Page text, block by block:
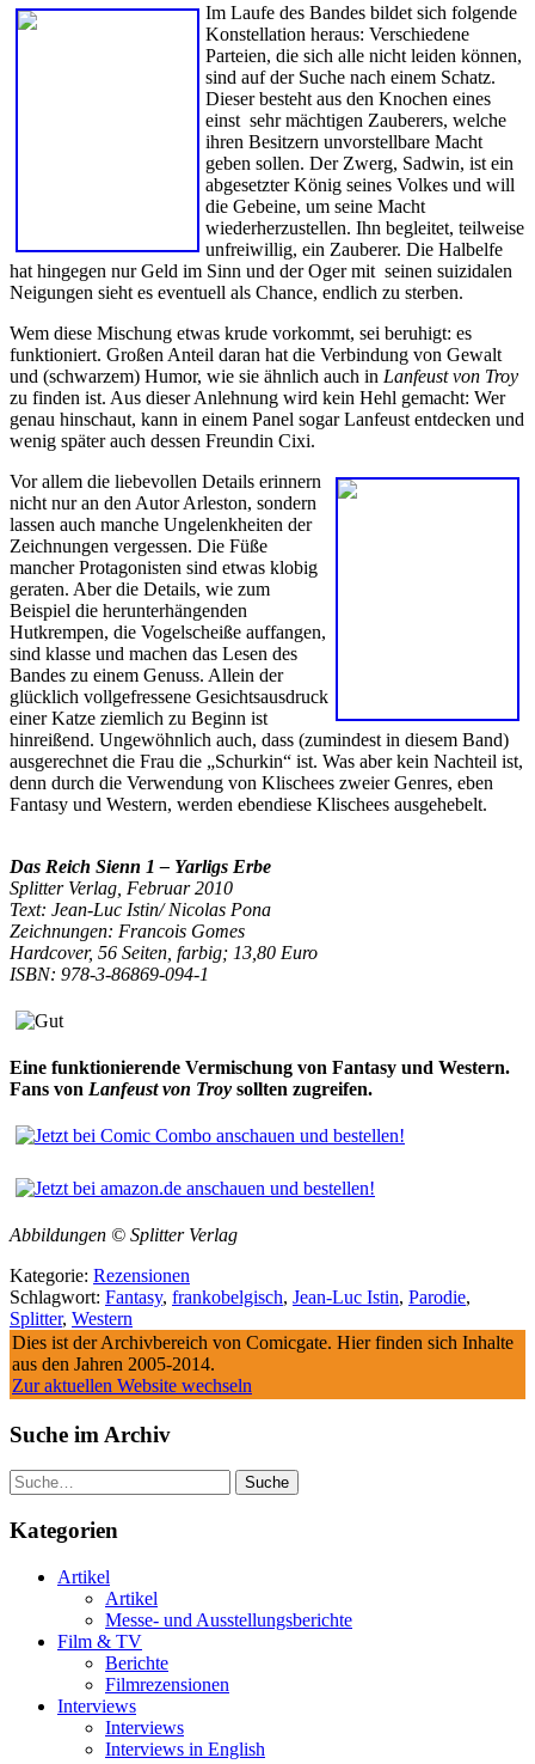
Im Laufe des Bandes bildet sich folgende
Konstellation heraus: Verschiedene
Parteien, die sich alle nicht leiden können,
sind auf der Suche nach einem Schatz.
Dieser besteht aus den Knochen eines
einst sehr mächtigen Zauberers, welche
ihren Besitzern unvorstellbare Macht
geben sollen. Der Zwerg, Sadwin, ist ein
abgesetzter König seines Volkes und will
die Gebeine, um seine Macht
wiederherzustellen. Ihn begleitet, teilweise
unfreiwillig, ein Zauberer. Die Halbelfe
hat hingegen nur Geld im Sinn und der Oger mit seinen suizidalen
Neigungen sieht es eventuell als Chance, endlich zu sterben.
Wem diese Mischung etwas krude vorkommt, sei beruhigt: es
funktioniert. Großen Anteil daran hat die Verbindung von Gewalt
und (schwarzem) Humor, wie sie ähnlich auch in Lanfeust von Troy
zu finden ist. Aus dieser Anlehnung wird kein Hehl gemacht: Wer
genau hinschaut, kann in einem Panel sogar Lanfeust entdecken und
wenig später auch dessen Freundin Cixi.
Vor allem die liebevollen Details erinnern
nicht nur an den Autor Arleston, sondern
lassen auch manche Ungelenkheiten der
Zeichnungen vergessen. Die Füße
mancher Protagonisten sind etwas klobig
geraten. Aber die Details, wie zum
Beispiel die herunterhängenden
Hutkrempen, die Vogelscheiße auffangen,
sind klasse und machen das Lesen des
Bandes zu einem Genuss. Allein der
glücklich vollgefressene Gesichtsausdruck
einer Katze ziemlich zu Beginn ist
hinreißend. Ungewöhnlich auch, dass (zumindest in diesem Band)
ausgerechnet die Frau die „Schurkin“ ist. Was aber kein Nachteil ist,
denn durch die Verwendung von Klischees zweier Genres, eben
Fantasy und Western, werden ebendiese Klischees ausgehebelt.
Das Reich Sienn 1 – Yarligs Erbe
Splitter Verlag, Februar 2010
Text: Jean-Luc Istin/ Nicolas Pona
Zeichnungen: Francois Gomes
Hardcover, 56 Seiten, farbig; 13,80 Euro
ISBN: 978-3-86869-094-1
Eine funktionierende Vermischung von Fantasy und Western.
Fans von Lanfeust von Troy sollten zugreifen.
Abbildungen © Splitter Verlag
Kategorie: Rezensionen
Schlagwort: Fantasy, frankobelgisch, Jean-Luc Istin, Parodie,
Splitter, Western
Dies ist der Archivbereich von Comicgate. Hier finden sich Inhalte
aus den Jahren 2005-2014.
Zur aktuellen Website wechseln
Suche im Archiv
Suche
Kategorien
Artikel
Artikel
Messe- und Ausstellungsberichte
Film & TV
Berichte
Filmrezensionen
Interviews
Interviews
Interviews in English